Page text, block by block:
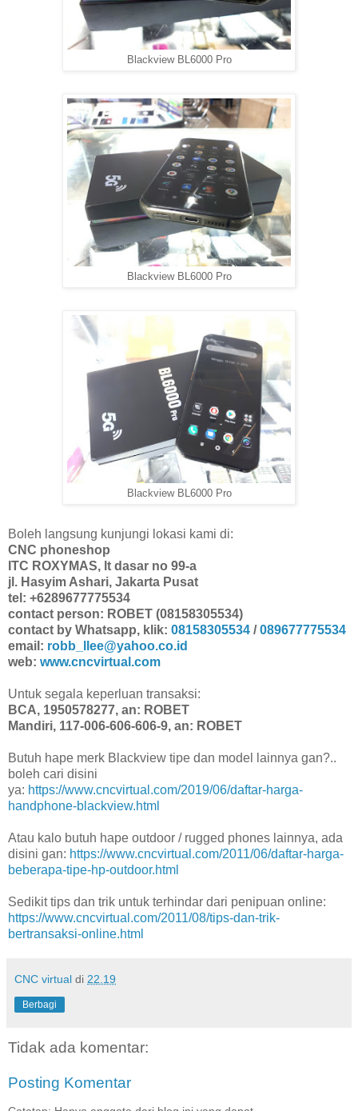
Blackview BL6000 Pro
Blackview BL6000 Pro
Blackview BL6000 Pro
Boleh langsung kunjungi lokasi kami di:
CNC phoneshop
ITC ROXYMAS, lt dasar no 99-a
jl. Hasyim Ashari, Jakarta Pusat
tel: +6289677775534
contact person: ROBET (08158305534)
contact by Whatsapp, klik: 08158305534 / 089677775534
email: robb_llee@yahoo.co.id
web: www.cncvirtual.com
Untuk segala keperluan transaksi:
BCA, 1950578277, an: ROBET
Mandiri, 117-006-606-606-9, an: ROBET
Butuh hape merk Blackview tipe dan model lainnya gan?..
boleh cari disini
ya: https://www.cncvirtual.com/2019/06/daftar-harga-
handphone-blackview.html
Atau kalo butuh hape outdoor / rugged phones lainnya, ada
disini gan: https://www.cncvirtual.com/2011/06/daftar-harga-
beberapa-tipe-hp-outdoor.html
Sedikit tips dan trik untuk terhindar dari penipuan online:
https://www.cncvirtual.com/2011/08/tips-dan-trik-
bertransaksi-online.html
CNC virtual di 22.19
Berbagi
Tidak ada komentar:
Posting Komentar